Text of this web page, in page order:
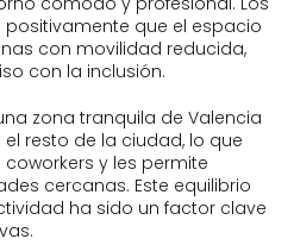
que el espacio
con movilidad reducida,
con la inclusión.
zona tranquila de Valencia
resto de la ciudad, lo que
y les permite
cercanas. Este equilibrio
ha sido un factor clave